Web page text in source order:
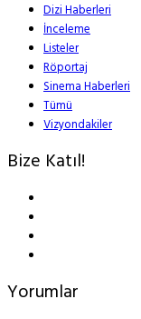
Dizi Haberleri
İnceleme
Listeler
Röportaj
Sinema Haberleri
Tümü
Vizyondakiler
Bize Katıl!
Yorumlar